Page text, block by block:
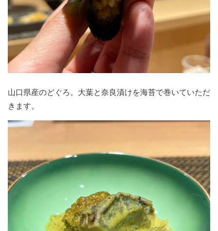
山口県産のどぐろ。大葉と奈良漬けを海苔で巻いていただ
きます。